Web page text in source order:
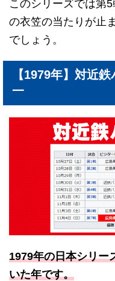
このシリーズでは第
の衣笠の当たりが止
でしょう。
【1979年】対近
一
1979年の日本シリー
いた年です。